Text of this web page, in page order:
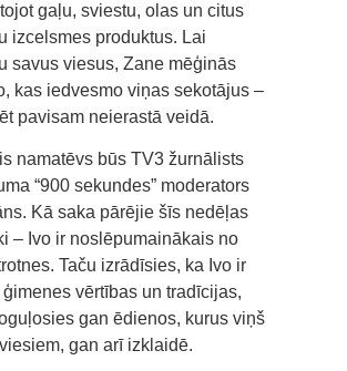
gaļu, sviestu, olas un citus
izcelsmes produktus. Lai
savus viesus, Zane mēģinās
kas iedvesmo viņas sekotājus –
pavisam neierastā veidā.
namatēvs būs TV3 žurnālists
“900 sekundes” moderators
Kā saka pārējie šīs nedēļas
– Ivo ir noslēpumainākais no
Taču izrādīsies, ka Ivo ir
vērtības un tradīcijas,
gan ēdienos, kurus viņš
gan arī izklaidē.